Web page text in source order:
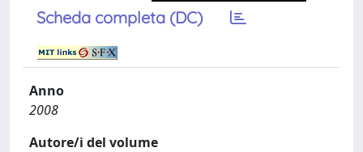
Scheda completa (DC)
Anno
2008
Autore/i del volume